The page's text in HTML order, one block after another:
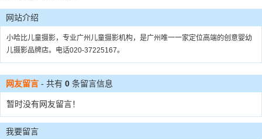
网站介绍
小哈比儿童摄影，专业广州儿童摄影机构，是广州唯一一家定位高端的创意婴幼
儿摄影品牌店。电话020-37225167。
网友留言 - 共有 0 条留言信息
暂时没有网友留言！
我要留言